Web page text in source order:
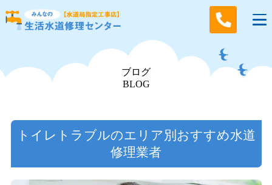
ブログ
BLOG
トイレトラブルのエリア別おすすめ水道
修理業者